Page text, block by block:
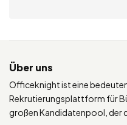
Über uns
Officeknight ist eine
Rekrutierungsplattform für
großen Kandidatenpool, der